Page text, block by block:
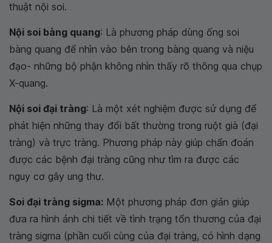
thuật nội soi.
Nội soi bàng quang: Là phương pháp dùng ống soi
bàng quang để nhìn vào bên trong bàng quang và niệu
đạo- những bộ phận không nhìn thấy rõ thông qua chụp
X-quang.
Nội soi đại tràng: Là một xét nghiệm được sử dụng để
phát hiện những thay đổi bất thường trong ruột già (đại
tràng) và trực tràng. Phương pháp này giúp chẩn đoán
được các bệnh đại tràng cũng như tìm ra được các
nguy cơ gây ung thư.
Soi đại tràng sigma: Một phương pháp đơn giản giúp
đưa ra hình ảnh chi tiết về tình trạng tổn thương của đại
tràng sigma (phần cuối cùng của đại tràng, có hình dạng